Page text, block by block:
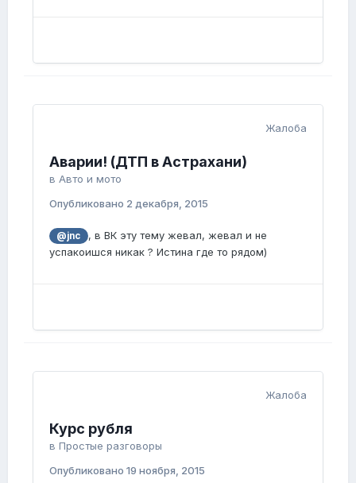
Жалоба
Аварии! (ДТП в Астрахани)
в Авто и мото
Опубликовано 2 декабря, 2015
@jnc
, в ВК эту тему жевал, жевал и не
успакоишся никак ? Истина где то рядом)
Жалоба
Курс рубля
в Простые разговоры
Опубликовано 19 ноября, 2015